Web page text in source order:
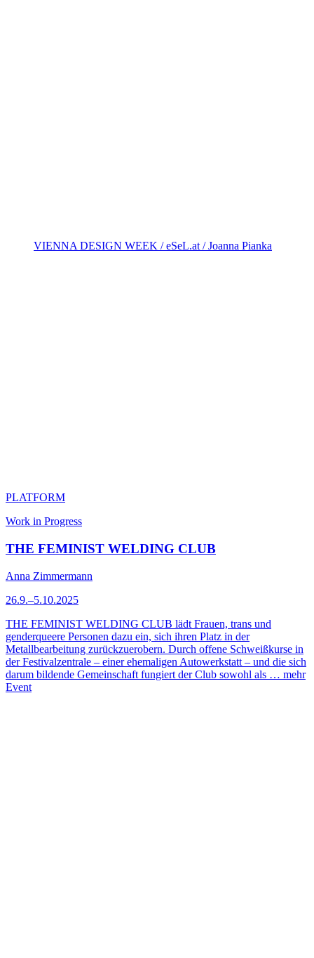
VIENNA DESIGN WEEK / eSeL.at / Joanna Pianka
PLATFORM
Work in Progress
THE FEMINIST WELDING CLUB
Anna Zimmermann
26.9.–5.10.2025
THE FEMINIST WELDING CLUB lädt Frauen, trans und
genderqueere Personen dazu ein, sich ihren Platz in der
Metallbearbeitung zurückzuerobern. Durch offene Schweißkurse in
der Festivalzentrale – einer ehemaligen Autowerkstatt – und die sich
darum bildende Gemeinschaft fungiert der Club sowohl als … mehr
Event